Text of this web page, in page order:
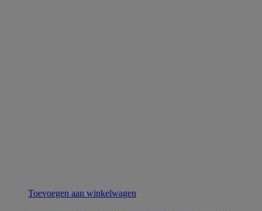
Toevoegen aan winkelwagen